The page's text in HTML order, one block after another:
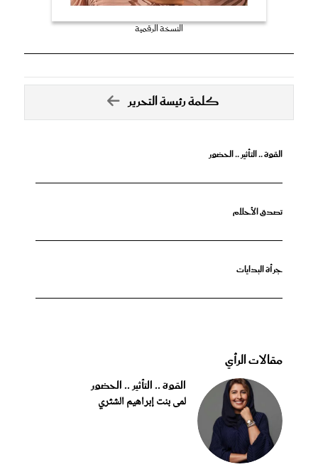
النسخة الرقمية
كلمة رئيسة التحرير
القوة .. التأثير .. الحضور
تصدق الأحلام
جرأة البدايات
مقالات الرأي
القوة .. التأثير .. الحضور
لمى بنت إبراهيم الشثري